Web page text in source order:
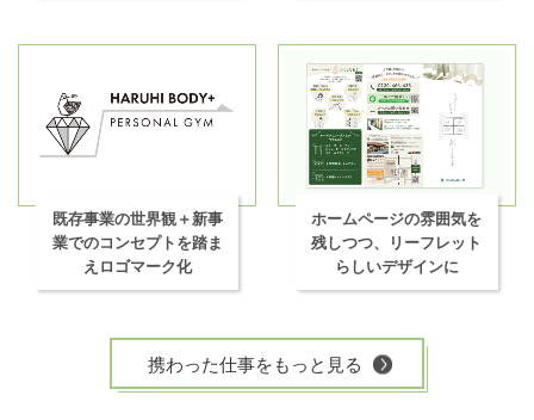
既存事業の世界観＋新事
業でのコンセプトを踏ま
えロゴマーク化
ホームページの雰囲気を
残しつつ、リーフレット
らしいデザインに
携わった仕事をもっと見る